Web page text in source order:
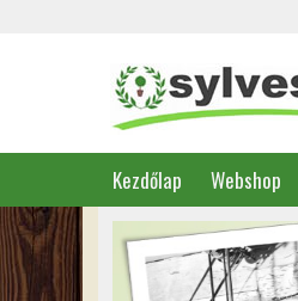
Kezdőlap Webshop